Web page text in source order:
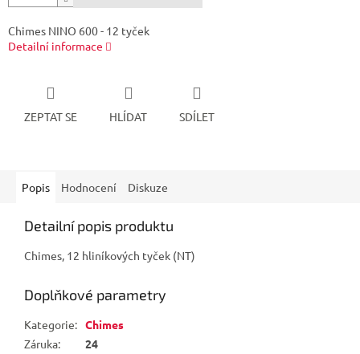
Chimes NINO 600 - 12 tyček
Detailní informace
ZEPTAT SE HLÍDAT SDÍLET
Popis Hodnocení Diskuze
Detailní popis produktu
Chimes, 12 hliníkových tyček (NT)
Doplňkové parametry
Kategorie: Chimes
Záruka:
24